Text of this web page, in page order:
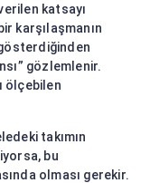
katsayı
karşılaşmanın
gözlemlenir.
ölçebilen
takımın
bu
olması gerekir.